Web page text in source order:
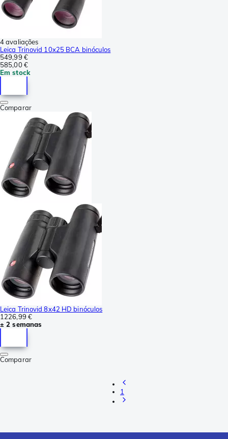
4 avaliações
Leica Trinovid 10x25 BCA binóculos
549,99 €
585,00 €
Em stock
Comparar
Leica Trinovid 8x42 HD binóculos
1226,99 €
± 2 semanas
Comparar
1